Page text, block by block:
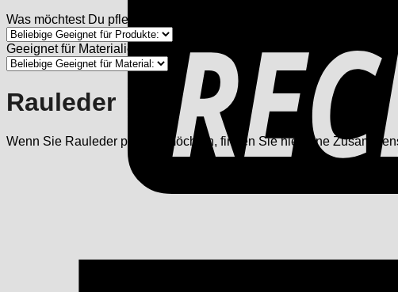
Was möchtest Du pflegen:
Geeignet für Materialien:
Rauleder
Wenn Sie Rauleder pflegen möchten, finden Sie hier eine